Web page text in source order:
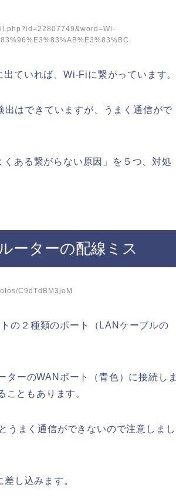
ていれば、Wi-Fiに繋がっています。
出はできていますが、うまく通信がで
ある繋がらない原因」を５つ、対処
ーターの配線ミス
C9dTdBM3joM
の２種類のポート（LANケーブルの
ーのWANポート（青色）に接続しま
ともあります。
うまく通信ができないので注意しまし
し込みます。